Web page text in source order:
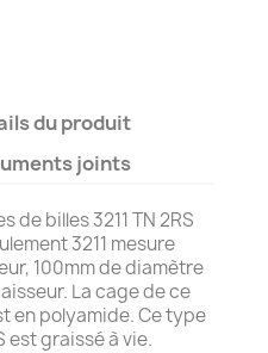
du produit
joints
de billes 3211 TN 2RS
3211 mesure
100mm de diamètre
La cage de ce
en polyamide. Ce type
est graissé à vie.